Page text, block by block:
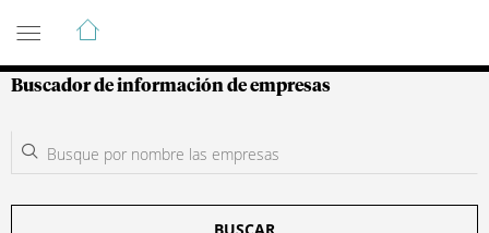
Guía de Empresas Colombianas
Buscador de información de empresas